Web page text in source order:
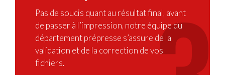
Pas de soucis quant au résultat final, avant
de passer à l’impression, notre équipe du
département prépresse s’assure de la
validation et de la correction de vos
fichiers.